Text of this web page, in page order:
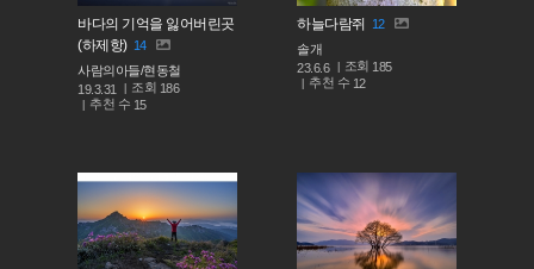
바다의 기억을 잃어버린곳
(하제항) 14
사람의아들/현동철
19.3.31
조회 186
추천 수 15
하늘다람쥐 12
솔개
23.6.6
조회 185
추천 수 12